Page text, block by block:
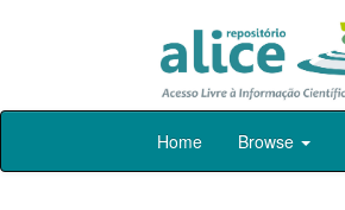
Skip
Home Browse